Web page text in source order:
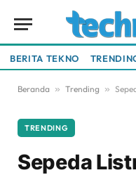
BERITA TEKNO
Beranda » Trending »
TRENDING
Sepeda